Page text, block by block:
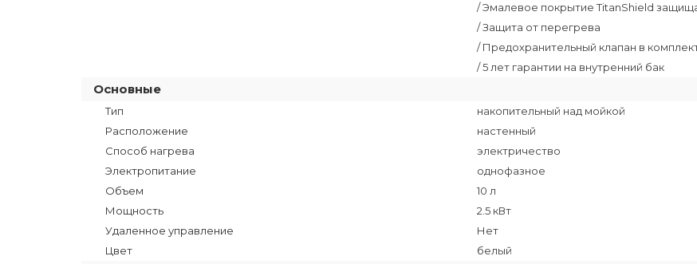
/ Эмалевое покрытие TitanShield
/ Защита от перегрева
/ Предохранительный клапан в
/ 5 лет гарантии на внутренний бак
Основные
Тип
накопительный над мойкой
Расположение
настенный
Способ нагрева
электричество
Электропитание
однофазное
Объем
10 л
Мощность
2.5 кВт
Удаленное управление
Нет
Цвет
белый